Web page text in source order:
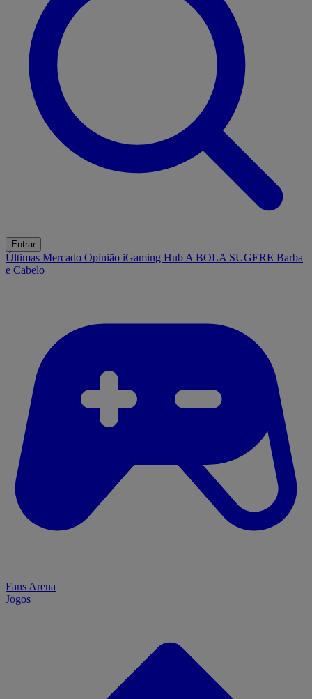
Entrar
Últimas Mercado Opinião iGaming Hub A BOLA SUGERE Barba
e Cabelo
Fans Arena
Jogos